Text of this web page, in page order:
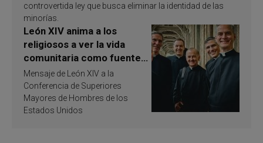
controvertida ley que busca eliminar la identidad de las
minorías.
León XIV anima a los
religiosos a ver la vida
comunitaria como fuente
de inspiración y
santificación
Mensaje de León XIV a la
Conferencia de Superiores
Mayores de Hombres de los
Estados Unidos